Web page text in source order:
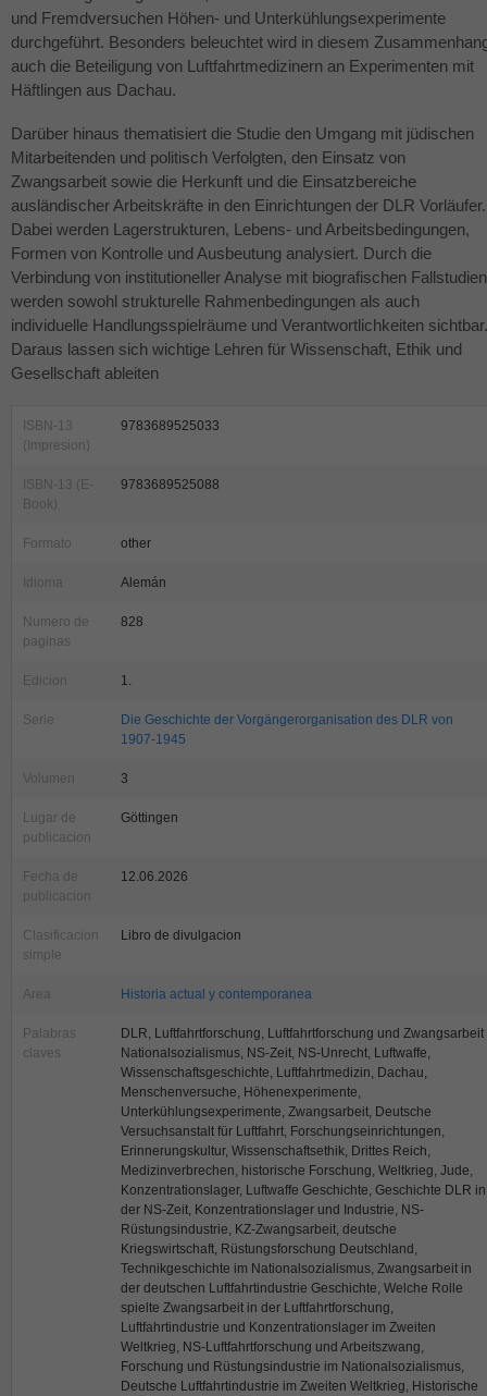
und Fremdversuchen Höhen- und Unterkühlungsexperimente
durchgeführt. Besonders beleuchtet wird in diesem
auch die Beteiligung von Luftfahrtmedizinern an Experimenten mit
Häftlingen aus Dachau.
Darüber hinaus thematisiert die Studie den Umgang mit jüdischen
Mitarbeitenden und politisch Verfolgten, den Einsatz von
Zwangsarbeit sowie die Herkunft und die Einsatzbereiche
ausländischer Arbeitskräfte in den Einrichtungen der DLR Vorläufer.
Dabei werden Lagerstrukturen, Lebens- und Arbeitsbedingungen,
Formen von Kontrolle und Ausbeutung analysiert. Durch die
Verbindung von institutioneller Analyse mit biografischen Fallstudien
werden sowohl strukturelle Rahmenbedingungen als auch
individuelle Handlungsspielräume und Verantwortlichkeiten sichtbar.
Daraus lassen sich wichtige Lehren für Wissenschaft, Ethik und
Gesellschaft ableiten
ISBN-13
(Impresion)
9783689525033
ISBN-13 (E-
Book)
9783689525088
Formato other
Idioma Alemán
Numero de
paginas
828
Edicion 1.
Serie
Die Geschichte der Vorgängerorganisation des DLR von
1907-1945
Volumen 3
Lugar de
publicacion
Göttingen
Fecha de
publicacion
12.06.2026
Clasificacion
simple
Libro de divulgacion
Area Historia actual y contemporanea
Palabras
claves
DLR, Luftfahrtforschung, Luftfahrtforschung und Zwangsarbeit
Nationalsozialismus, NS-Zeit, NS-Unrecht, Luftwaffe,
Wissenschaftsgeschichte, Luftfahrtmedizin, Dachau,
Menschenversuche, Höhenexperimente,
Unterkühlungsexperimente, Zwangsarbeit, Deutsche
Versuchsanstalt für Luftfahrt, Forschungseinrichtungen,
Erinnerungskultur, Wissenschaftsethik, Drittes Reich,
Medizinverbrechen, historische Forschung, Weltkrieg, Jude,
Konzentrationslager, Luftwaffe Geschichte, Geschichte DLR in
der NS-Zeit, Konzentrationslager und Industrie, NS-
Rüstungsindustrie, KZ-Zwangsarbeit, deutsche
Kriegswirtschaft, Rüstungsforschung Deutschland,
Technikgeschichte im Nationalsozialismus, Zwangsarbeit in
der deutschen Luftfahrtindustrie Geschichte, Welche Rolle
spielte Zwangsarbeit in der Luftfahrtforschung,
Luftfahrtindustrie und Konzentrationslager im Zweiten
Weltkrieg, NS-Luftfahrtforschung und Arbeitszwang,
Forschung und Rüstungsindustrie im Nationalsozialismus,
Deutsche Luftfahrtindustrie im Zweiten Weltkrieg, Historische